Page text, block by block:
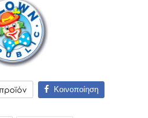
Κοινοποίηση